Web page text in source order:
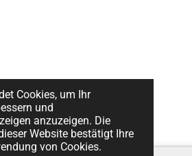
Cookies, um Ihr
und
anzuzeigen. Die
Website bestätigt Ihre
von Cookies.